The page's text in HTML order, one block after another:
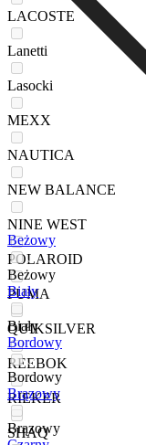
LACOSTE
Lanetti
Lasocki
MEXX
NAUTICA
NEW BALANCE
NINE WEST
POLAROID
PUMA
QUIKSILVER
REEBOK
RIEKER
SHAQ
Beżowy
Beżowy
Biały
Biały
Bordowy
Bordowy
Brązowy
Brązowy